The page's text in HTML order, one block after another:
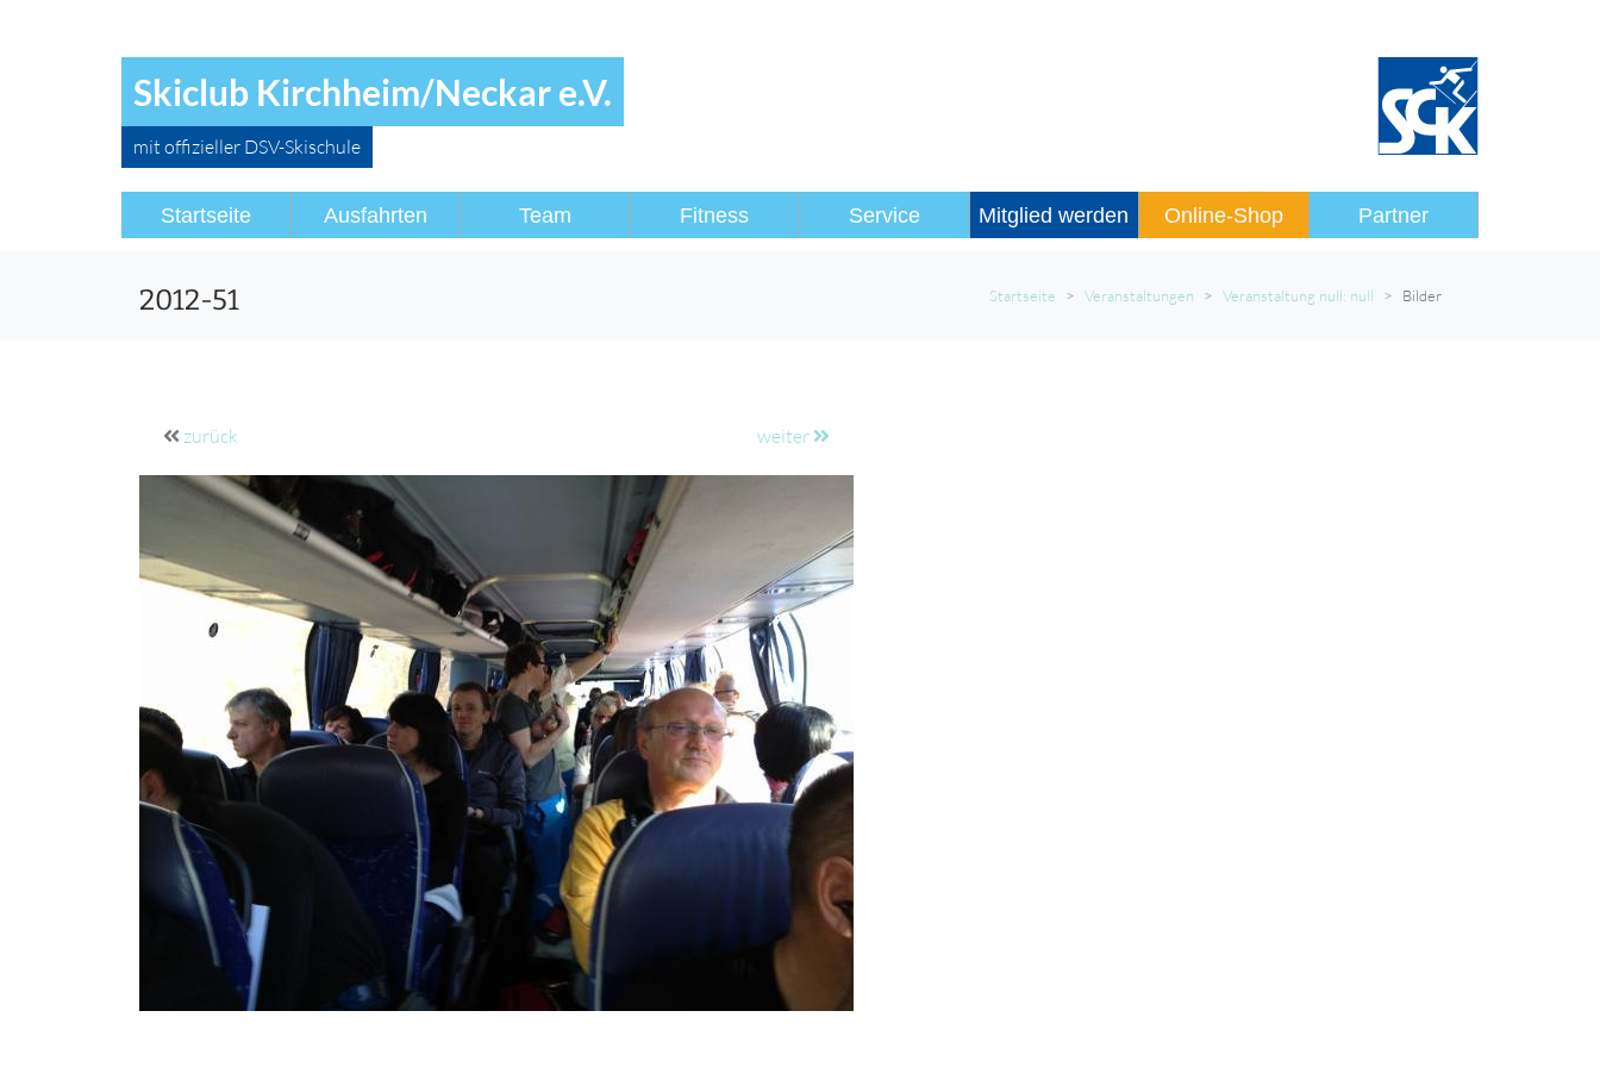
Skiclub Kirchheim/Neckar e.V.
mit offizieller DSV-Skischule
Startseite Ausfahrten Team Fitness Service Mitglied werden Online-Shop Partner
2012-51 Startseite Veranstaltungen Veranstaltung null: null Bilder
zurück weiter